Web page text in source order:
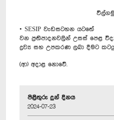
• SESIP වැඩසටහන යටතේ
වන ප්‍රතිපාදනවලින් උසස් පෙළ
ද්‍රව්‍ය සහ උපකරණ ලබා දීමට
(ආ) අදාළ නොවේ.
පිළිතුරු දුන් දිනය
2024-07-23